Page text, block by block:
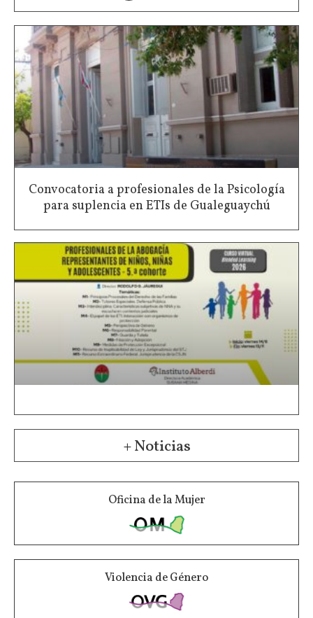
Convocatoria a profesionales de la Psicología
para suplencia en ETIs de Gualeguaychú
+ Noticias
Oficina de la Mujer
Violencia de Género